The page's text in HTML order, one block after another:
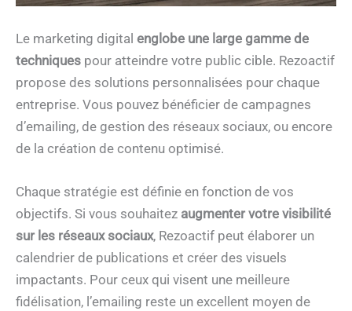
Le marketing digital englobe une large gamme de
techniques pour atteindre votre public cible. Rezoactif
propose des solutions personnalisées pour chaque
entreprise. Vous pouvez bénéficier de campagnes
d’emailing, de gestion des réseaux sociaux, ou encore
de la création de contenu optimisé.
Chaque stratégie est définie en fonction de vos
objectifs. Si vous souhaitez augmenter votre visibilité
sur les réseaux sociaux, Rezoactif peut élaborer un
calendrier de publications et créer des visuels
impactants. Pour ceux qui visent une meilleure
fidélisation, l’emailing reste un excellent moyen de